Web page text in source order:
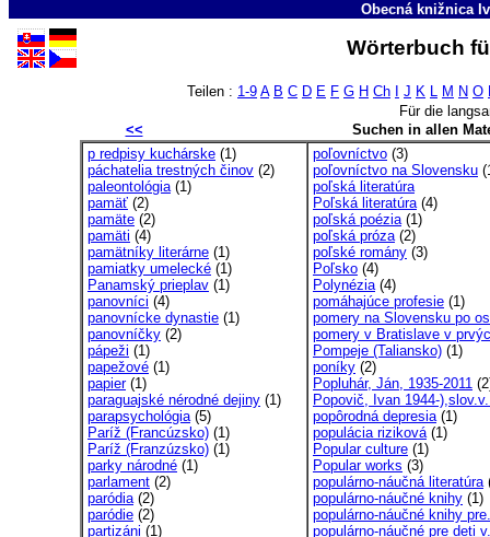
Obecná knižnica
Wörterbuch
Teilen : 1-9 A B C D E F G H Ch J K L M N O
Für die
<<
Suchen in allen
p redpisy kuchárske (1)
páchatelia trestných činov (2)
paleontológia(1)
pamäť (2)
pamäte (2)
pamäti (4)
pamätníky literárne (1)
pamiatky umelecké (1)
Panamský prieplav (1)
panovníci (4)
panovnícke dynastie (1)
panovníčky (2)
pápeži (1)
papežové (1)
papier(1)
paraguajské nérodné dejiny (1)
parapsychológia(5)
Paríž (Francúzsko) (1)
Paríž (Franzúzsko) (1)
parky národné (1)
parlament (2)
paródia(2)
paródie (2)
partizáni (1)
poľovníctvo (3)
poľovníctvo na Slovensku
poľská literatúra
Poľská literatúra(4)
poľská poézia(1)
poľská próza(2)
poľské romány (3)
Poľsko (4)
Polynézia(4)
pomáhajúce profesie (1)
pomery na Slovensku po
pomery v Bratislave v
Pompeje (Taliansko) (1)
poníky (2)
Popluhár, Ján, 1935-2011
Popovič, Ivan 1944-
popôrodná depresia(1)
populácia riziková(1)
Popular culture (1)
Popular works (3)
populárno-náučná literatúra
populárno-náučné knihy (1)
populárno-náučné knihy
populárno-náučné pre deti